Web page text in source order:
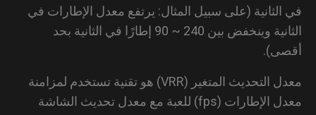
(على سبيل المثال: يرتفع معدل الإطارات في
الثانية وينخفض بين 240 ~ 90 إطارًا في الثانية بحد
معدل التحديث المتغير (VRR) هو تقنية تستخدم لمزامنة
معدل الإطارات (fps) للعبة مع معدل تحديث الشاشة